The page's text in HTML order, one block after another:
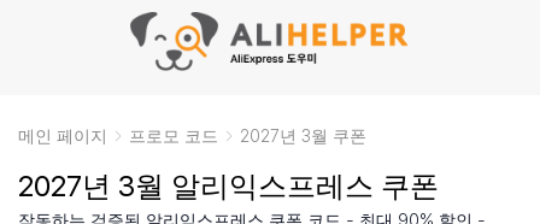
메인 페이지 프로모 코드 2027년 3월 쿠폰
2027년 3월 알리익스프레스 쿠폰
작동하는 검증된 알리익스프레스 쿠폰 코드 - 최대 90% 할인 -